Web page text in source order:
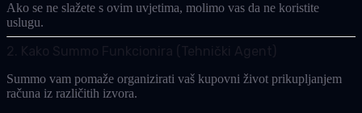
Ako se ne slažete s ovim uvjetima, molimo vas da ne koristite
uslugu.
2. Kako Summo Funkcionira (Tehnički Agent)
Summo vam pomaže organizirati vaš kupovni život prikupljanjem
računa iz različitih izvora.